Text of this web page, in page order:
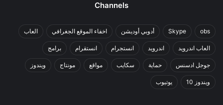
Channels
obs
Skype أدوبي أوديشن اخفاء الموقع الجغرافي العاب
العاب اندرويد اندرويد انستجرام انستقرام برامج
جوجل ادسنس حماية سكايب مواقع مونتاج ويندوز
ويندوز 10 يوتيوب